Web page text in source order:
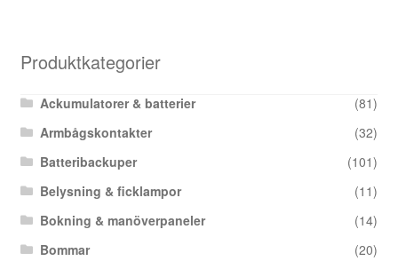
Produktkategorier
Ackumulatorer & batterier
(81)
Armbågskontakter
(32)
Batteribackuper
(101)
Belysning & ficklampor
(11)
Bokning & manöverpaneler
(14)
Bommar
(20)